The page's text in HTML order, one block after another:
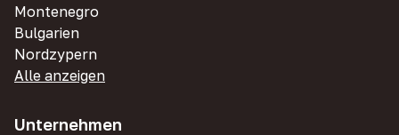
Montenegro
Bulgarien
Nordzypern
Alle anzeigen
Unternehmen